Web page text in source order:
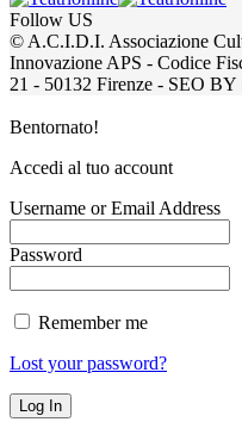
Follow US
© A.C.I.D.I. Associazione
Innovazione APS - Codice
21 - 50132 Firenze - SEO
Bentornato!
Accedi al tuo account
Username or Email Address
Password
Remember me
Lost your password?